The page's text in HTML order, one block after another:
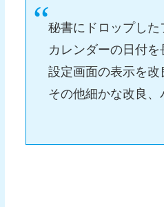
秘書にドロップした
カレンダーの日付を
設定画面の表示を改
その他細かな改良、